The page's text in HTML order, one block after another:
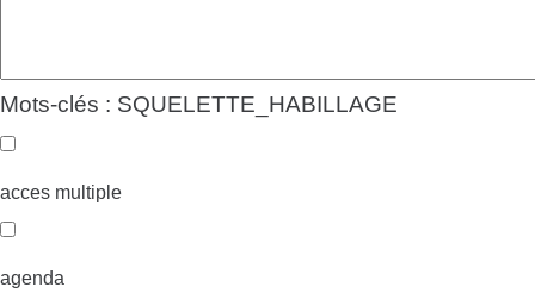
Mots-clés : SQUELETTE_HABILLAGE
acces multiple
agenda